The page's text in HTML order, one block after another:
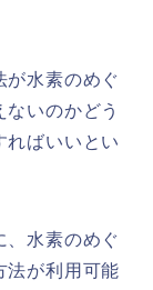
が水素のめぐ
いのかどう
ればいいとい
、水素のめぐ
法が利用可能